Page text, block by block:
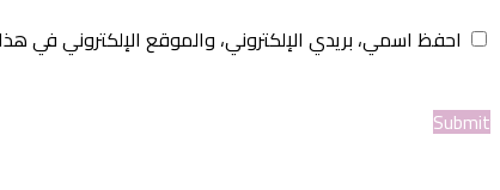
احفظ اسمي، بريدي الإلكتروني، والموقع الإلكتروني في